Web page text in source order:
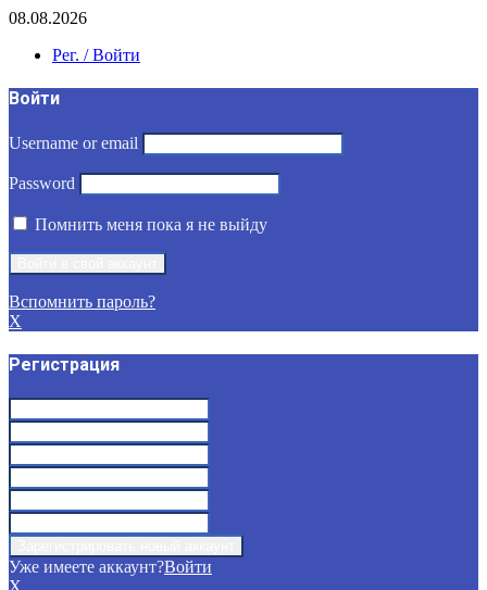
08.08.2026
Рег. / Войти
Войти
Username or email
Password
Помнить меня пока я не выйду
Вспомнить пароль?
X
Регистрация
Уже имеете аккаунт?Войти
X